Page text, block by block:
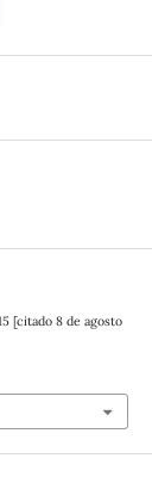
[citado 8 de agosto